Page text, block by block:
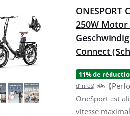
ONESPORT
250W Motor
Connect
11% de
d’infos) 🚲【
OneSport est
vitesse